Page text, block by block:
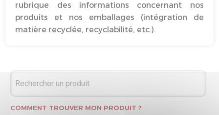
rubrique des informations concernant nos
produits et nos emballages (intégration de
matière recyclée, recyclabilité, etc.).
COMMENT TROUVER MON PRODUIT ?